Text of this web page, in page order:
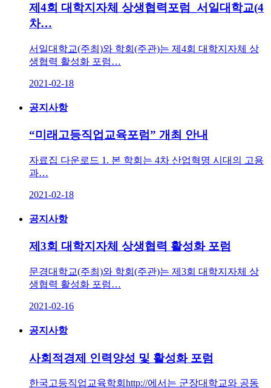
제4회 대학지자체 상생협력포럼_서일대학교(4
차…
서일대학교(주최)와 학회(주관)는 제4회 대학지자체 상
생협력 활성화 포럼…
2021-02-18
공지사항
“미래고등직업교육포럼” 개최 안내
자료집 다운로드 1. 본 학회는 4차 산업혁명 시대의 고용
과…
2021-02-18
공지사항
제3회 대학지자체 상생협력 활성화 포럼
문경대학교(주최)와 학회(주관)는 제3회 대학지자체 상
생협력 활성화 포럼…
2021-02-16
공지사항
사회적경제 인력양성 및 활성화 포럼
한국고등직업교육학회http://에서는 군장대학교와 공동